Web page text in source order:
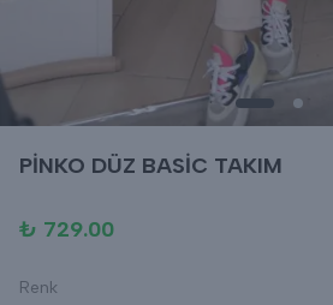
PİNKO DÜZ BASİC TAKIM
₺ 729.00
Renk